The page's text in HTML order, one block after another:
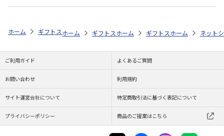
ホーム ギフトストア お中元・夏ギフト特集 2026 おすすめ ご当地
ホーム ギフトストア お中元・夏ギフト特集 2026
ホーム ギフトストア お中元・
ホーム ネット
ご利用ガイド よくあるご質問
お問い合わせ 利用規約
サイト運営会社について 特定商取引法に基づく表記について
プライバシーポリシー 商品のご提案はこちら